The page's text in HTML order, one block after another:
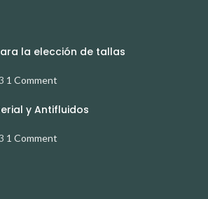
la elección de tallas
1 Comment
y Antifluidos
1 Comment